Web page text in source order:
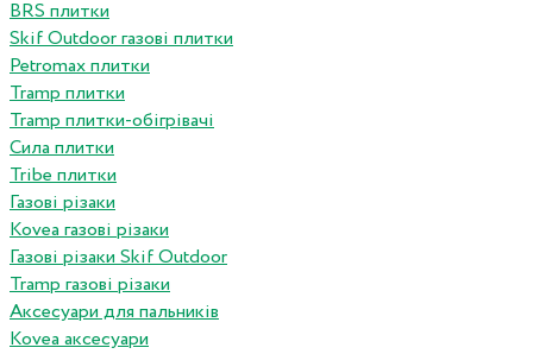
BRS плитки
Skif Outdoor газові плитки
Petromax плитки
Tramp плитки
Tramp плитки-обігрівачі
Сила плитки
Tribe плитки
Газові різаки
Kovea газові різаки
Газові різаки Skif Outdoor
Tramp газові різаки
Аксесуари для пальників
Kovea аксесуари